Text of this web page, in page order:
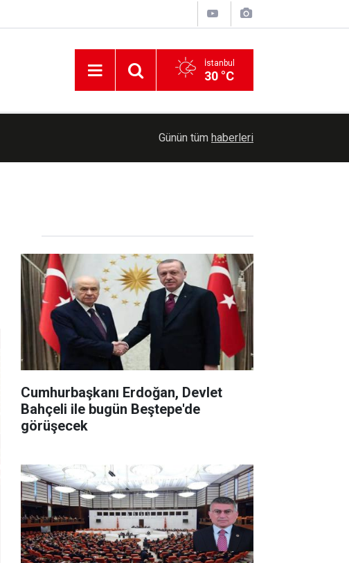
İstanbul
30 °C
İşgal çetesinin Gazze’ye yönelik saldırıları
Günün tüm haberleri
Cumhurbaşkanı Erdoğan, Devlet
Bahçeli ile bugün Beştepe'de
görüşecek